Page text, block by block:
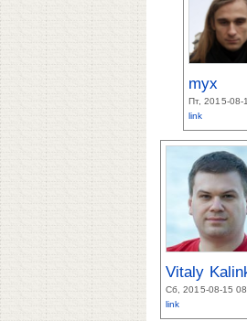
myx
Пт, 2015-08-
link
Vitaly
Сб, 2015-08-15
link